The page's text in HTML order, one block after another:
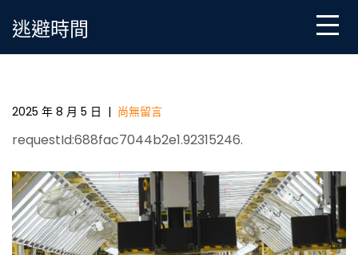
逃避時間
浙江余姚：強大進步前輩制造業 助推經濟高東西
2025 年 8 月 5 日 | 尚無留言
requestId:688fac7044b2e1.92315246.